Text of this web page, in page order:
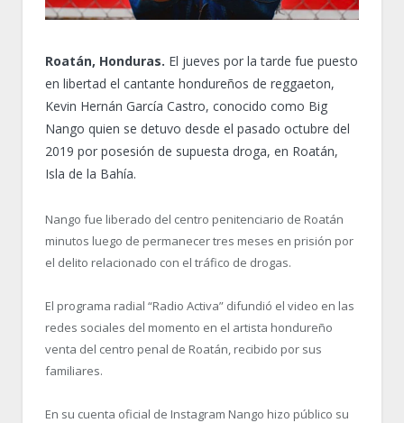
Roatán, Honduras. El jueves por la tarde fue puesto
en libertad el cantante hondureños de reggaeton,
Kevin Hernán García Castro, conocido como Big
Nango quien se detuvo desde el pasado octubre del
2019 por posesión de supuesta droga, en Roatán,
Isla de la Bahía.
Nango fue liberado del centro penitenciario de Roatán
minutos luego de permanecer tres meses en prisión por
el delito relacionado con el tráfico de drogas.
El programa radial “Radio Activa” difundió el video en las
redes sociales del momento en el artista hondureño
venta del centro penal de Roatán, recibido por sus
familiares.
En su cuenta oficial de Instagram Nango hizo público su